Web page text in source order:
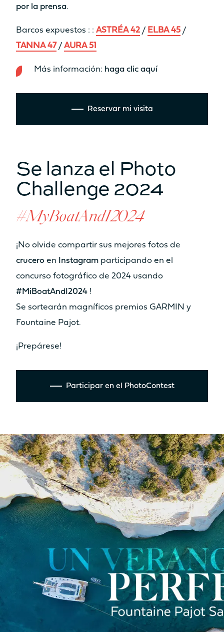
por la prensa.
Barcos expuestos : : ASTRÉA 42 / ELBA 45 /
TANNA 47/ AURA 51
Más información: haga clic aquí
Reservar mi visita
Se lanza el Photo
Challenge 2024
#MyBoatAndI2024
¡No olvide compartir sus mejores fotos de
crucero en Instagram participando en el
concurso fotográfico de 2024 usando
#MiBoatAndI2024 !
Se sortearán magníficos premios GARMIN y
Fountaine Pajot.
¡Prepárese!
Participar en el PhotoContest